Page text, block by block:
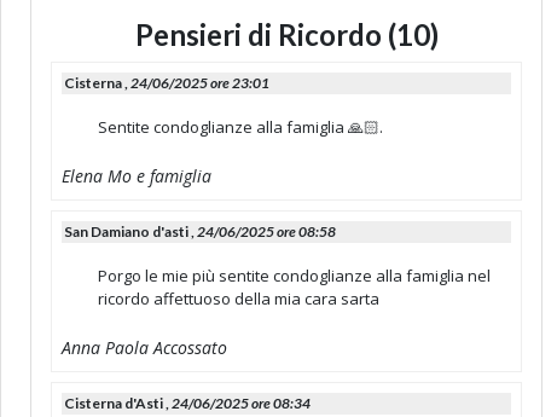
Pensieri di Ricordo (10)
Cisterna ,24/06/2025 ore 23:01
Sentite condoglianze alla famiglia 🙏🏻.
Elena Mo e famiglia
San Damiano d'asti ,24/06/2025 ore 08:58
Porgo le mie più sentite condoglianze alla famiglia nel
ricordo affettuoso della mia cara sarta
Anna Paola Accossato
Cisterna d'Asti ,24/06/2025 ore 08:34